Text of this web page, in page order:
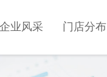
企业风采 门店分布